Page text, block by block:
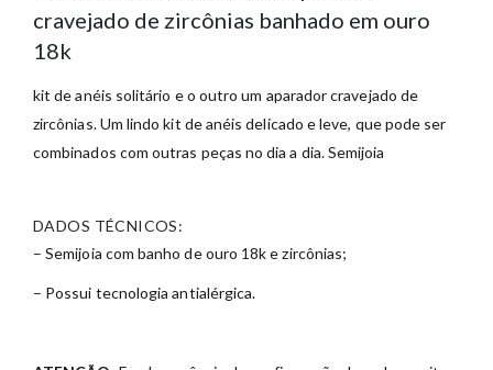
cravejado de zircônias banhado em ouro
18k
kit de anéis solitário e o outro um aparador cravejado de
zircônias. Um lindo kit de anéis delicado e leve, que pode ser
combinados com outras peças no dia a dia. Semijoia
DADOS TÉCNICOS:
– Semijoia com banho de ouro 18k e zircônias;
– Possui tecnologia antialérgica.